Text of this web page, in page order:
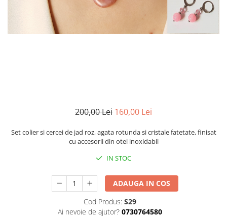
200,00 Lei 160,00 Lei
Set colier si cercei de jad roz, agata rotunda si cristale fatetate, finisat
cu accesorii din otel inoxidabil
IN STOC
ADAUGA IN COS
Cod Produs: S29
Ai nevoie de ajutor? 0730764580